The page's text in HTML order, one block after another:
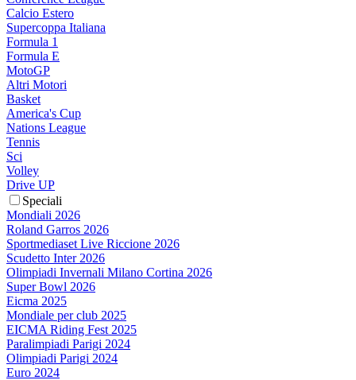
Calcio Estero
Supercoppa Italiana
Formula 1
Formula E
MotoGP
Altri Motori
Basket
America's Cup
Nations League
Tennis
Sci
Volley
Drive UP
Speciali
Mondiali 2026
Roland Garros 2026
Sportmediaset Live Riccione 2026
Scudetto Inter 2026
Olimpiadi Invernali Milano Cortina 2026
Super Bowl 2026
Eicma 2025
Mondiale per club 2025
EICMA Riding Fest 2025
Paralimpiadi Parigi 2024
Olimpiadi Parigi 2024
Euro 2024